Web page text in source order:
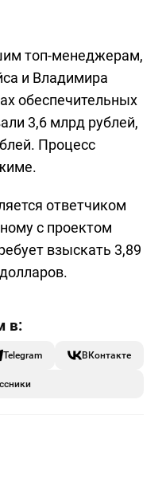
топ-менеджерам,
и Владимира
обеспечительных
3,6 млрд рублей,
Процесс
ответчиком
с проектом
взыскать 3,89
Telegram ВКонтакте